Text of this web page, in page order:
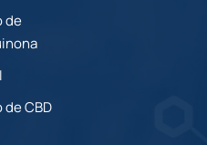
de
de CBD